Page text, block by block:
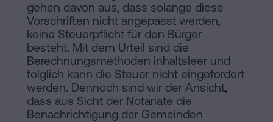
gehen davon aus, dass solange diese
Vorschriften nicht angepasst werden,
keine Steuerpflicht für den Bürger
besteht. Mit dem Urteil sind die
Berechnungsmethoden inhaltsleer und
folglich kann die Steuer nicht eingefordert
werden. Dennoch sind wir der Ansicht,
dass aus Sicht der Notariate die
Benachrichtigung der Gemeinden